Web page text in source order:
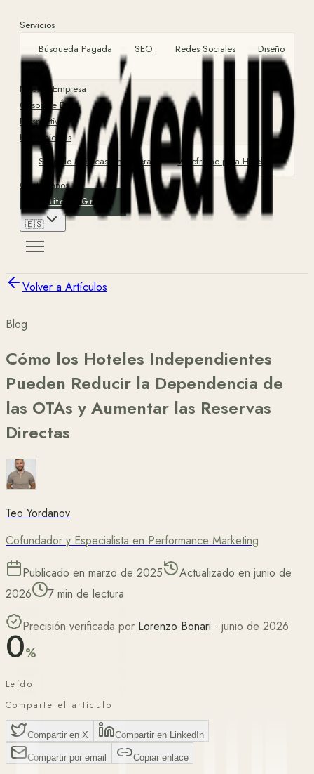
Servicios
Búsqueda Pagada
SEO Redes Sociales
Diseño
Web
Nuestra Empresa
Casos de Éxito
Perspectivas
Herramientas
Suite de Métricas Financieras
Wireframe para Hotel
Contáctanos
Auditoría Gratis
🇪🇸
Volver a Artículos
Blog
Cómo los Hoteles Independientes
Pueden Reducir la Dependencia de
las OTAs y Aumentar las Reservas
Directas
Teo Yordanov
Cofundador y Especialista en Performance Marketing
Publicado en marzo de 2025 Actualizado en junio de
2026
7 min de lectura
Precisión verificada por Lorenzo Bonari · junio de 2026
0%
Leído
Comparte el artículo
Compartir en X Compartir en LinkedIn
Compartir por email Copiar enlace